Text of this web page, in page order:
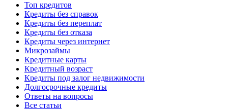
Топ кредитов
Кредиты без справок
Кредиты без переплат
Кредиты без отказа
Кредиты через интернет
Микрозаймы
Кредитные карты
Кредитный возраст
Кредиты под залог недвижимости
Долгосрочные кредиты
Ответы на вопросы
Все статьи